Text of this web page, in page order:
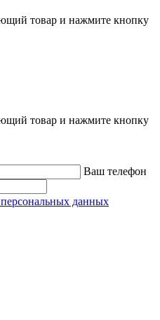
товар и нажмите кнопку
товар и нажмите кнопку
Ваш телефон
персональных данных